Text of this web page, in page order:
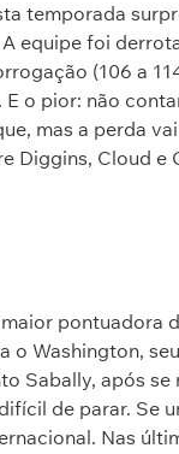
temporada
equipe foi
(106 a
o pior: não
mas a perda
Diggins, Cloud e
pontuadora
Washington,
Sabally, após se
de parar. Se
Nas